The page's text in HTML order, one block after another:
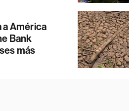
a América
Bank
más